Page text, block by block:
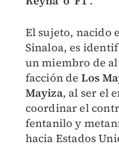
El sujeto, nacido
Sinaloa, es
un miembro de
facción de Los
Mayiza, al ser el
coordinar el
fentanilo y
hacia Estados